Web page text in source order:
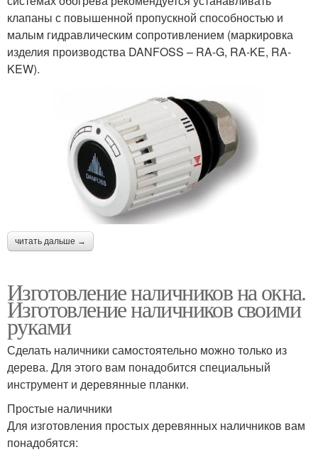
клапаны с повышенной пропускной способностью и
малым гидравлическим сопротивлением (маркировка
изделия производства DANFOSS – RA-G, RA-KE, RA-
KEW).
читать дальше →
Изготовление наличников на окна.
Изготовление наличников своими
руками
Сделать наличники самостоятельно можно только из
дерева. Для этого вам понадобится специальный
инструмент и деревянные планки.
Простые наличники
Для изготовления простых деревянных наличников вам
понадобятся: